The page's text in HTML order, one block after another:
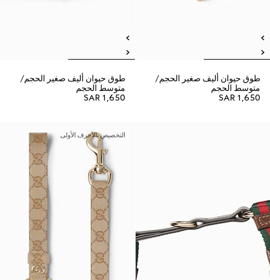
طوق حيوان أليف صغير الحجم/
متوسط الحجم
SAR 1,650
طوق حيوان أليف صغير الحجم/
متوسط الحجم
SAR 1,650
التخصيص بالأحرف الأولى